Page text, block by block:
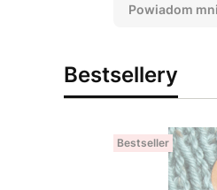
Powiadom
Bestsellery
Bestseller